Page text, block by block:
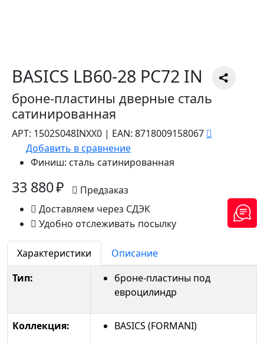
BASICS LB60-28 PC72 IN
броне-пластины дверные сталь
сатинированная
АРТ: 1502S048INXX0 | EAN: 8718009158067
Добавить в сравнение
Финиш: сталь сатинированная
33 880 ₽
Предзаказ
Доставляем через СДЭК
Удобно отслеживать посылку
Характеристики
Описание
Тип:
броне-пластины под
евроцилиндр
Коллекция: BASICS (FORMANI)